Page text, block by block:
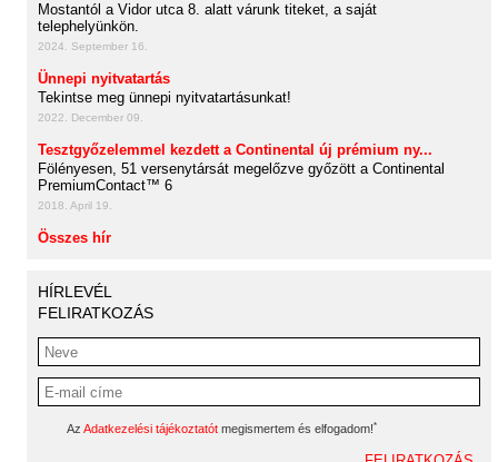
Mostantól a Vidor utca 8. alatt várunk titeket, a saját
telephelyünkön.
2024. September 16.
Ünnepi nyitvatartás
Tekintse meg ünnepi nyitvatartásunkat!
2022. December 09.
Tesztgyőzelemmel kezdett a Continental új prémium ny...
Fölényesen, 51 versenytársát megelőzve győzött a Continental
PremiumContact™ 6
2018. April 19.
Összes hír
HÍRLEVÉL
FELIRATKOZÁS
Az Adatkezelési tájékoztatót megismertem és elfogadom!*